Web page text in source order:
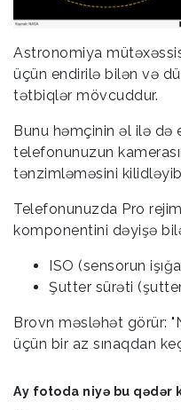
Astronomiya
üçün endirilə bilən və
tətbiqlər mövcuddur.
Bunu həmçinin əl ilə də
telefonunuzun
tənzimləməsini
Telefonunuzda Pro
komponentini dəyişə
ISO (sensorun
Şutter sürəti
Brovn məsləhət görür:
üçün bir az sınaqdan
Ay fotoda niyə bu qədər